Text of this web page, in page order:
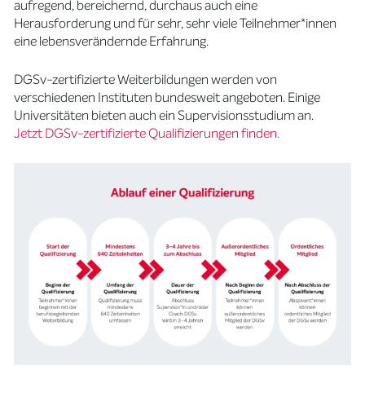
aufregend, bereichernd, durchaus auch eine
Herausforderung und für sehr, sehr viele Teilnehmer*innen
eine lebensverändernde Erfahrung.
DGSv-zertifizierte Weiterbildungen werden von
verschiedenen Instituten bundesweit angeboten. Einige
Universitäten bieten auch ein Supervisionsstudium an.
Jetzt DGSv-zertifizierte Qualifizierungen finden.